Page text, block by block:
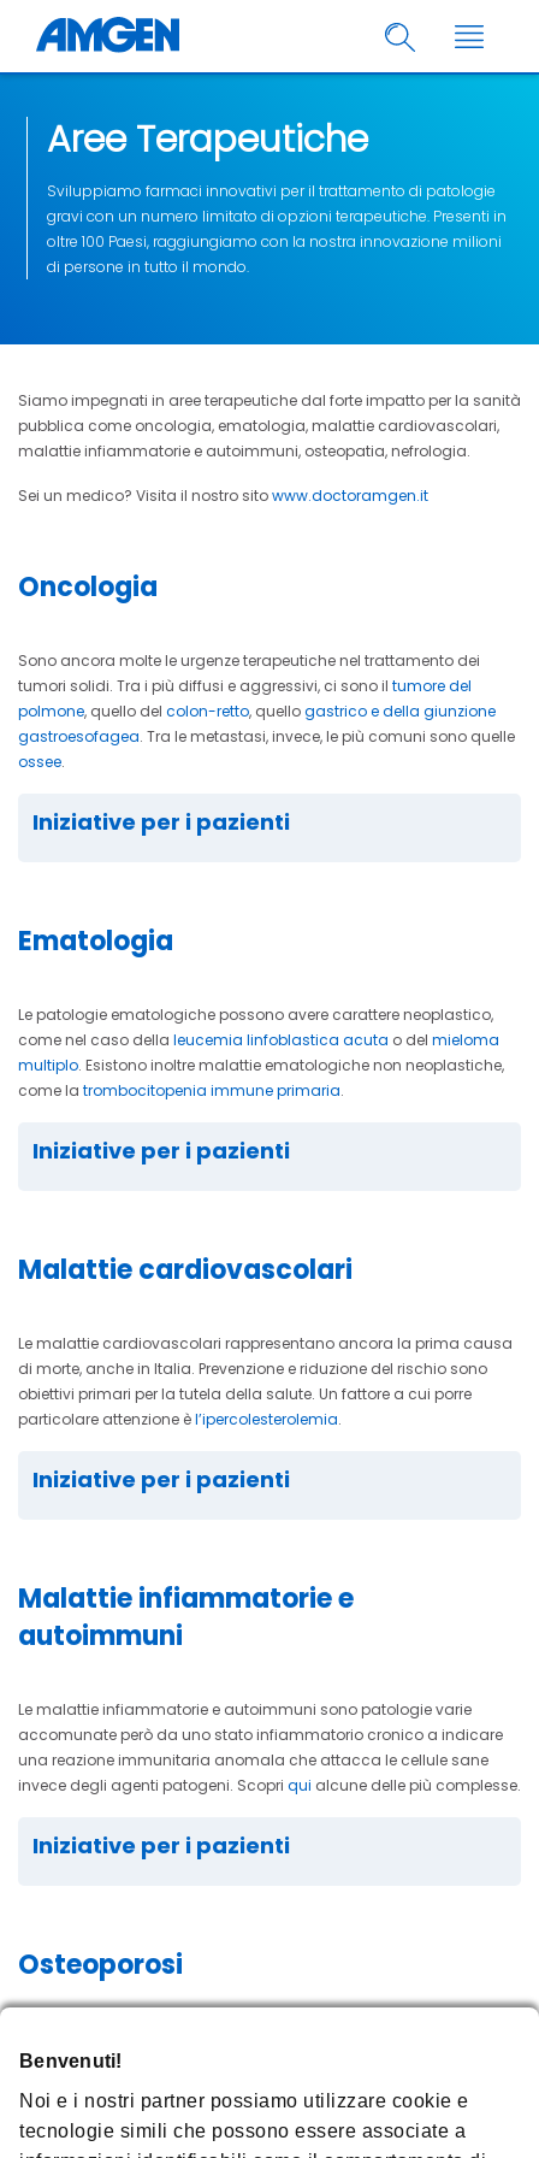
Benvenuti!
Noi e i nostri partner possiamo utilizzare cookie e
tecnologie simili che possono essere associate a
Aree Terapeutiche
Sviluppiamo farmaci innovativi per il trattamento di patologie
gravi con un numero limitato di opzioni terapeutiche. Presenti in
oltre 100 Paesi, raggiungiamo con la nostra innovazione milioni
di persone in tutto il mondo.
Siamo impegnati in aree terapeutiche dal forte impatto per la sanità
pubblica come oncologia, ematologia, malattie cardiovascolari,
malattie infiammatorie e autoimmuni, osteopatia, nefrologia.
Sei un medico? Visita il nostro sitowww.doctoramgen.it
Oncologia
Sono ancora molte le urgenze terapeutiche nel trattamento dei
tumori solidi. Tra i più diffusi e aggressivi, ci sono il tumore del
polmone, quello del colon-retto, quellogastrico e della giunzione
gastroesofagea. Tra le metastasi, invece, le più comuni sono quelle
ossee.
Iniziative per i pazienti
Ematologia
Le patologie ematologiche possono avere carattere neoplastico,
come nel caso della leucemia linfoblastica acuta o del mieloma
multiplo. Esistono inoltre malattie ematologiche non neoplastiche,
come la trombocitopenia immune primaria.
Iniziative per i pazienti
Malattie cardiovascolari
Le malattie cardiovascolari rappresentano ancora la prima causa
di morte, anche in Italia. Prevenzione e riduzione del rischio sono
obiettivi primari per la tutela della salute. Un fattore a cui porre
particolare attenzione èl’ipercolesterolemia.
Iniziative per i pazienti
Malattie infiammatorie e
autoimmuni
Le malattie infiammatorie e autoimmuni sono patologie varie
accomunate però da uno stato infiammatorio cronico a indicare
una reazione immunitaria anomala che attacca le cellule sane
invece degli agenti patogeni. Scopri qui alcune delle più complesse.
Iniziative per i pazienti
Osteoporosi
dalla riduzione della massa ossea e dal deterioramento del tessuto
osseo che comportano un conseguente aumento della fragilità
delle ossa e del rischio di frattura.